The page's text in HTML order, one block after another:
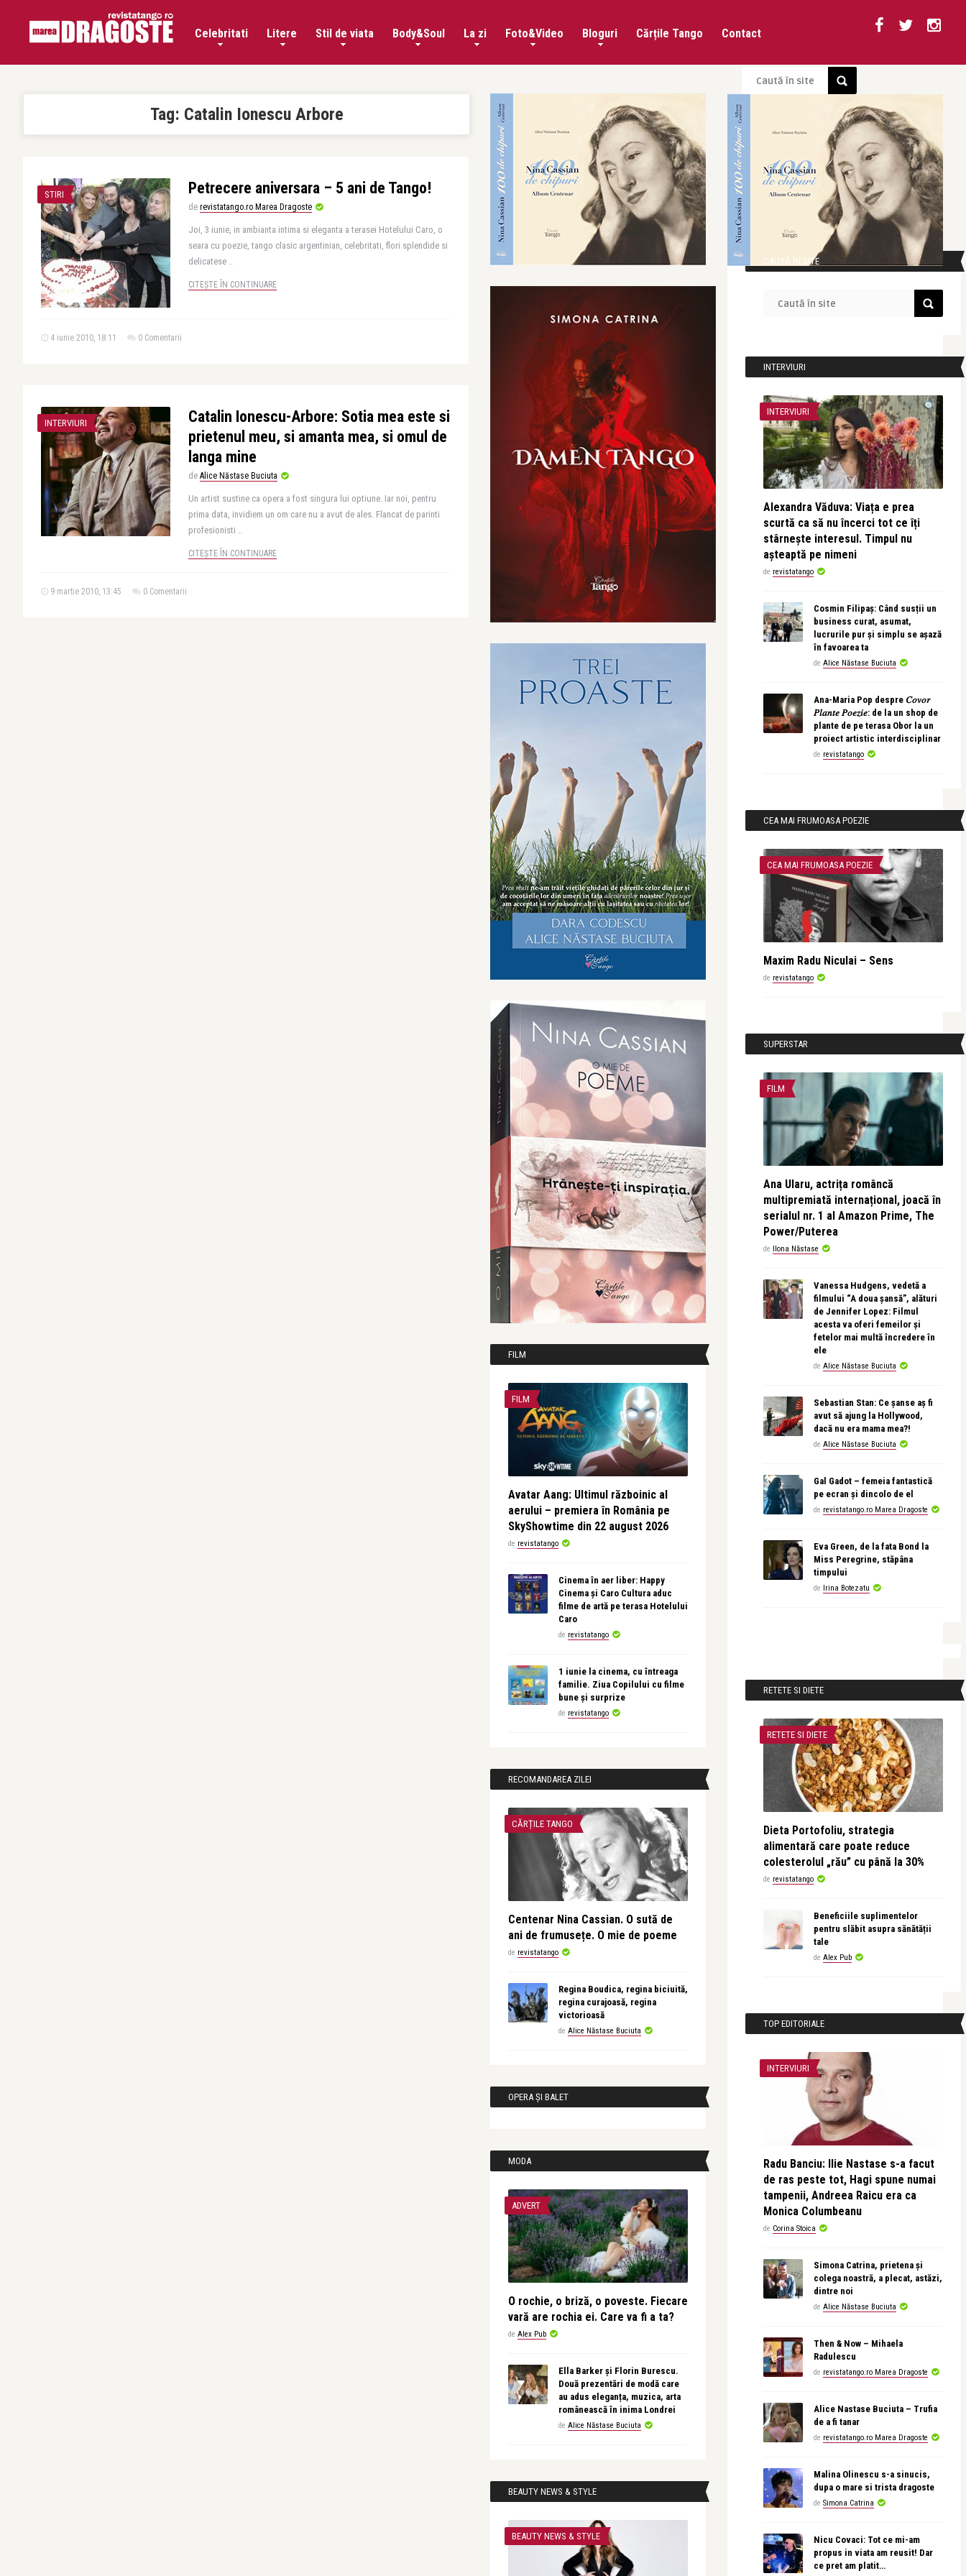
Celebritati Litere Stil de viata Body&Soul La zi Foto&Video Bloguri Cărțile Tango Contact
Tag: Catalin Ionescu Arbore
STIRI Petrecere aniversara – 5 ani de Tango!
de revistatango.ro Marea Dragoste
Joi, 3 iunie, in ambianta intima si eleganta a terasei Hotelului Caro, o
seara cu poezie, tango clasic argentinian, celebritati, flori splendide si
delicatese ..
CITEȘTE ÎN CONTINUARE
4 iunie 2010, 18:11 0 Comentarii
INTERVIURI
Catalin Ionescu-Arbore: Sotia mea este si
prietenul meu, si amanta mea, si omul de
langa mine
de Alice Năstase Buciuta
Un artist sustine ca opera a fost singura lui optiune. Iar noi, pentru
prima data, invidiem un om care nu a avut de ales. Flancat de parinti
profesionisti ..
CITEȘTE ÎN CONTINUARE
9 martie 2010, 13:45 0 Comentarii
FILM
FILM
Avatar Aang: Ultimul războinic al
aerului – premiera în România pe
SkyShowtime din 22 august 2026
de revistatango
Cinema în aer liber: Happy
Cinema și Caro Cultura aduc
filme de artă pe terasa Hotelului
Caro
de revistatango
1 iunie la cinema, cu întreaga
familie. Ziua Copilului cu filme
bune și surprize
de revistatango
RECOMANDAREA ZILEI
CĂRȚILE TANGO
Centenar Nina Cassian. O sută de
ani de frumusețe. O mie de poeme
de revistatango
Regina Boudica, regina biciuită,
regina curajoasă, regina
victorioasă
de Alice Năstase Buciuta
OPERA ȘI BALET
MODA
ADVERT
O rochie, o briză, o poveste. Fiecare
vară are rochia ei. Care va fi a ta?
de Alex Pub
Ella Barker și Florin Burescu.
Două prezentări de modă care
au adus eleganța, muzica, arta
românească în inima Londrei
de Alice Năstase Buciuta
BEAUTY NEWS & STYLE
BEAUTY NEWS & STYLE
CAUTĂ ÎN SITE
INTERVIURI
INTERVIURI
Alexandra Văduva: Viața e prea
scurtă ca să nu încerci tot ce îți
stârnește interesul. Timpul nu
așteaptă pe nimeni
de revistatango
Cosmin Filipaș: Când susții un
business curat, asumat,
lucrurile pur și simplu se așază
în favoarea ta
de Alice Năstase Buciuta
Ana-Maria Pop despre 𝐶𝑜𝑣𝑜𝑟
𝑃𝑙𝑎𝑛𝑡𝑒 𝑃𝑜𝑒𝑧𝑖𝑒: de la un shop de
plante de pe terasa Obor la un
proiect artistic interdisciplinar
de revistatango
CEA MAI FRUMOASA POEZIE
CEA MAI FRUMOASA POEZIE
Maxim Radu Niculai – Sens
de revistatango
SUPERSTAR
FILM
Ana Ularu, actrița româncă
multipremiată internațional, joacă în
serialul nr. 1 al Amazon Prime, The
Power/Puterea
de Ilona Năstase
Vanessa Hudgens, vedetă a
filmului “A doua șansă”, alături
de Jennifer Lopez: Filmul
acesta va oferi femeilor și
fetelor mai multă încredere în
ele
de Alice Năstase Buciuta
Sebastian Stan: Ce șanse aș fi
avut să ajung la Hollywood,
dacă nu era mama mea?!
de Alice Năstase Buciuta
Gal Gadot – femeia fantastică
pe ecran și dincolo de el
de revistatango.ro Marea Dragoste
Eva Green, de la fata Bond la
Miss Peregrine, stăpâna
timpului
de Irina Botezatu
RETETE SI DIETE
RETETE SI DIETE
Dieta Portofoliu, strategia
alimentară care poate reduce
colesterolul „rău” cu până la 30%
de revistatango
Beneficiile suplimentelor
pentru slăbit asupra sănătății
tale
de Alex Pub
TOP EDITORIALE
INTERVIURI
Radu Banciu: Ilie Nastase s-a facut
de ras peste tot, Hagi spune numai
tampenii, Andreea Raicu era ca
Monica Columbeanu
de Corina Stoica
Simona Catrina, prietena și
colega noastră, a plecat, astăzi,
dintre noi
de Alice Năstase Buciuta
Then & Now – Mihaela
Radulescu
de revistatango.ro Marea Dragoste
Alice Nastase Buciuta – Trufia
de a fi tanar
de revistatango.ro Marea Dragoste
Malina Olinescu s-a sinucis,
dupa o mare si trista dragoste
de Simona Catrina
Nicu Covaci: Tot ce mi-am
propus in viata am reusit! Dar
ce pret am platit…